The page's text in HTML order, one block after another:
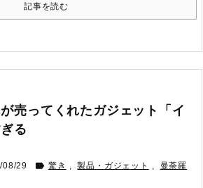
記事を読む
売ってくれたガジェット「イ
る
08/29  驚き , 製品・ガジェット ,
曼荼羅